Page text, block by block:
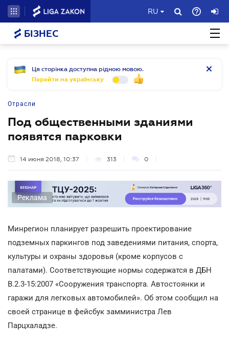
RU
БІЗНЕС
Ця сторінка доступна рідною мовою.
Перейти на українську
Отрасли
Под общественными зданиями
появятся парковки
14 июня 2018, 10:37 313 0
Реклама
Минрегион планирует разрешить проектирование
подземных паркингов под заведениями питания, спорта,
культуры и охраны здоровья (кроме корпусов с
палатами). Соответствующие нормы содержатся в ДБН
В.2.3-15:2007 «Сооружения транспорта. Автостоянки и
гаражи для легковых автомобилей». Об этом сообщил на
своей странице в фейсбук замминистра Лев
Парцхаладзе.